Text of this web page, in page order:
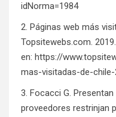
idNorma=1984
2. Páginas web más
Topsitewebs.com.
en: https://
mas-visitadas-de-chile-
3. Focacci G.
proveedores restrinjan